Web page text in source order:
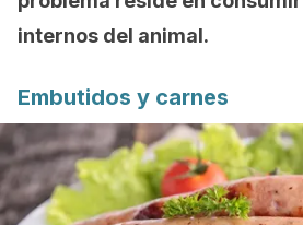
internos del animal.
Embutidos y carnes